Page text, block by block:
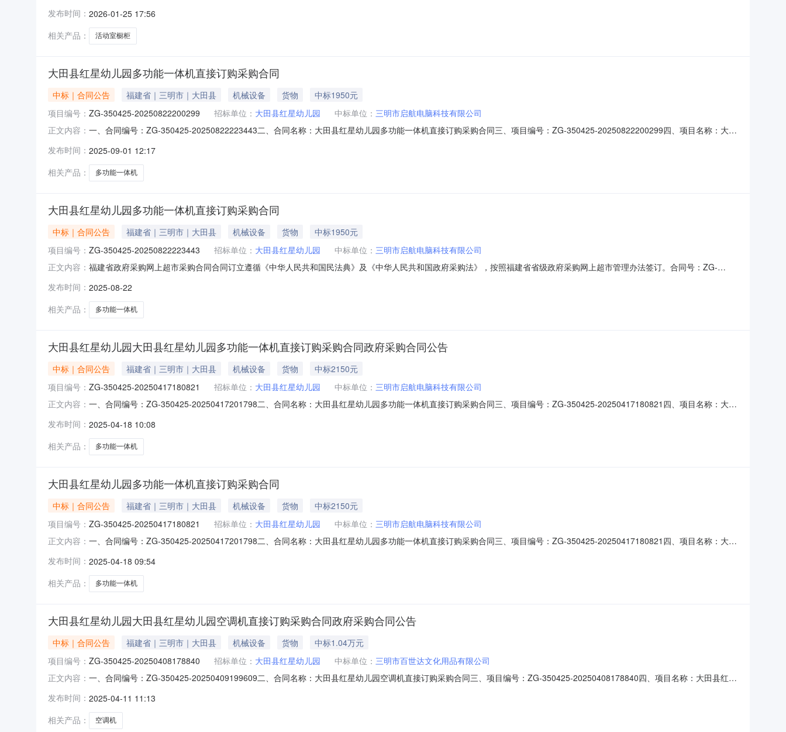
价：142578.10元询价保证金：2800.00元采购需求：（包括但不限于标的的名称、数量、简要技术需求或服务要求等）序号标的名称数量标的金额（元）计量单位
发布时间： 2026-01-25 17:56
相关产品：
活动室橱柜
大田县红星幼儿园多功能一体机直接订购采购合同
中标｜合同公告 福建省｜三明市｜大田县 机械设备 货物
中标1950元
项目编号： ZG-350425-20250822200299 招标单位： 大田县红星幼儿园 中标单位： 三明市启航电脑科技有限公司
正文内容： 一、合同编号：ZG-350425-20250822223443二、合同名称：大田县红星幼儿园多功能一体机直接订购采购合同三、项目编号：ZG-350425-20250822200299四、项目名称：大田
启航电脑科技有限公司地址：福建省三明市三元区乾龙新村17幢十层2号联系方式：13328901208六、合同主要信息主要标的名称：多功能一体机规格型号（
发布时间： 2025-09-01 12:17
相关产品：
多功能一体机
大田县红星幼儿园多功能一体机直接订购采购合同
中标｜合同公告 福建省｜三明市｜大田县 机械设备 货物
中标1950元
项目编号： ZG-350425-20250822223443 招标单位： 大田县红星幼儿园 中标单位： 三明市启航电脑科技有限公司
正文内容： 福建省政府采购网上超市采购合同合同订立遵循《中华人民共和国民法典》及《中华人民共和国政府采购法》，按照福建省省级政府采购网上超市管理办法签订。合同号：ZG-
划号:CGXM-2025-350425-00096[2025]00084），并通过网上超市以直接订购方式采购乙方提供的货物，现依照网上超市管理办法及订单的内容，双方达成如下协议：1、订单货
发布时间： 2025-08-22
相关产品：
多功能一体机
大田县红星幼儿园大田县红星幼儿园多功能一体机直接订购采购合同政府采购合同公告
中标｜合同公告 福建省｜三明市｜大田县 机械设备 货物
中标2150元
项目编号： ZG-350425-20250417180821 招标单位： 大田县红星幼儿园 中标单位： 三明市启航电脑科技有限公司
正文内容： 一、合同编号：ZG-350425-20250417201798二、合同名称：大田县红星幼儿园多功能一体机直接订购采购合同三、项目编号：ZG-350425-20250417180821四、项目名称：大田
脑科技有限公司地址：福建省三明市三元区乾龙新村17幢十层2号联系方式：13328901208六、合同主要信息主要标的：序号名称数量(单位)单价(
发布时间： 2025-04-18 10:08
相关产品：
多功能一体机
大田县红星幼儿园多功能一体机直接订购采购合同
中标｜合同公告 福建省｜三明市｜大田县 机械设备 货物
中标2150元
项目编号： ZG-350425-20250417180821 招标单位： 大田县红星幼儿园 中标单位： 三明市启航电脑科技有限公司
正文内容： 一、合同编号：ZG-350425-20250417201798二、合同名称：大田县红星幼儿园多功能一体机直接订购采购合同三、项目编号：ZG-350425-20250417180821四、项目名称：大田
启航电脑科技有限公司地址：福建省三明市三元区乾龙新村17幢十层2号联系方式：13328901208六、合同主要信息主要标的名称：多功能一体机规格型号（
发布时间： 2025-04-18 09:54
相关产品：
多功能一体机
大田县红星幼儿园大田县红星幼儿园空调机直接订购采购合同政府采购合同公告
中标｜合同公告 福建省｜三明市｜大田县 机械设备 货物
中标1.04万元
项目编号： ZG-350425-20250408178840 招标单位： 大田县红星幼儿园 中标单位： 三明市百世达文化用品有限公司
正文内容： 一、合同编号：ZG-350425-20250409199609二、合同名称：大田县红星幼儿园空调机直接订购采购合同三、项目编号：ZG-350425-20250408178840四、项目名称：大田县红星
品有限公司地址：乾龙新村77幢101室联系方式：13860555572六、合同主要信息主要标的：序号名称数量(单位)单价(元)总价(元)规格型号
发布时间： 2025-04-11 11:13
相关产品：
空调机